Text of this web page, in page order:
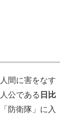
間に害をなす
公である 日比
防衛隊」に入